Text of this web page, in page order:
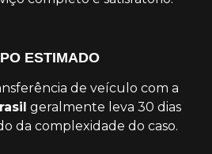
ESTIMADO
de veículo com a
geralmente leva 30 dias
da complexidade do caso.